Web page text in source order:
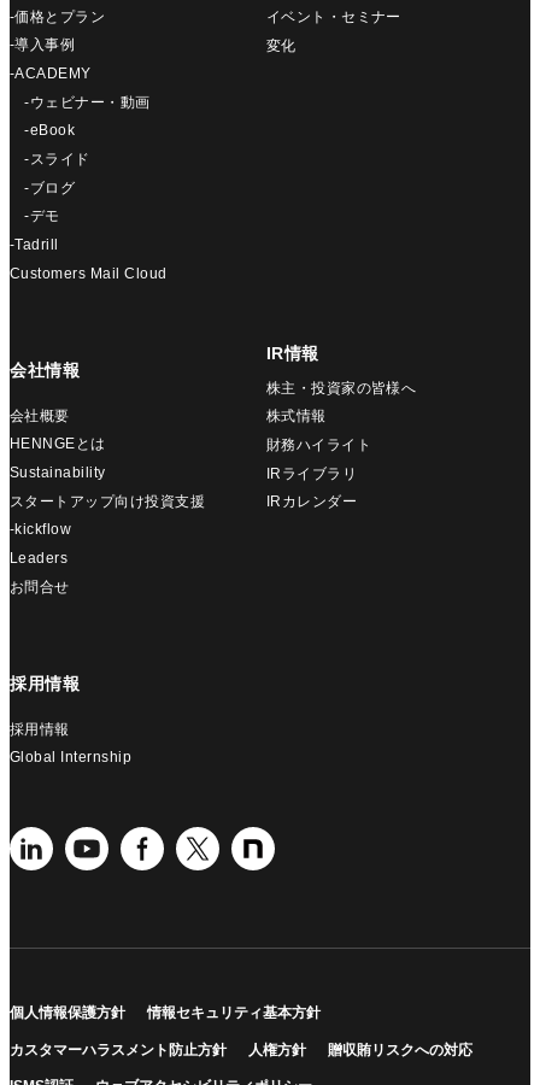
-価格とプラン
-導入事例
-ACADEMY
-ウェビナー・動画
-eBook
-スライド
-ブログ
-デモ
-Tadrill
Customers Mail Cloud
イベント・セミナー
変化
会社情報
会社概要
HENNGEとは
Sustainability
スタートアップ向け投資支援
-kickflow
Leaders
お問合せ
IR情報
株主・投資家の皆様へ
株式情報
財務ハイライト
IRライブラリ
IRカレンダー
採用情報
採用情報
Global Internship
個人情報保護方針 情報セキュリティ基本方針
カスタマーハラスメント防止方針 人権方針 贈収賄リスクへの対応